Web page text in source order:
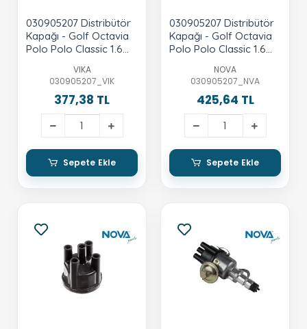
030905207 Distribütör
Kapağı - Golf Octavia
Polo Polo Classic 1.6
VIKA
030905207_VIK
377,38 TL
Sepete Ekle
030905207 Distribütör
Kapağı - Golf Octavia
Polo Polo Classic 1.6
NOVA
030905207_NVA
425,64 TL
Sepete Ekle